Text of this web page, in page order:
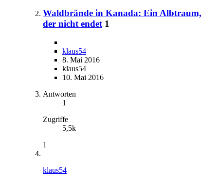
Waldbrände in Kanada: Ein Albtraum,
der nicht endet 1
klaus54
8. Mai 2016
klaus54
10. Mai 2016
Antworten
1
Zugriffe
5,5k
1
klaus54